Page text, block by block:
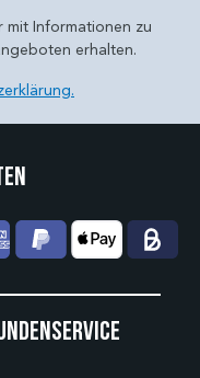
mit Informationen zu
erhalten.